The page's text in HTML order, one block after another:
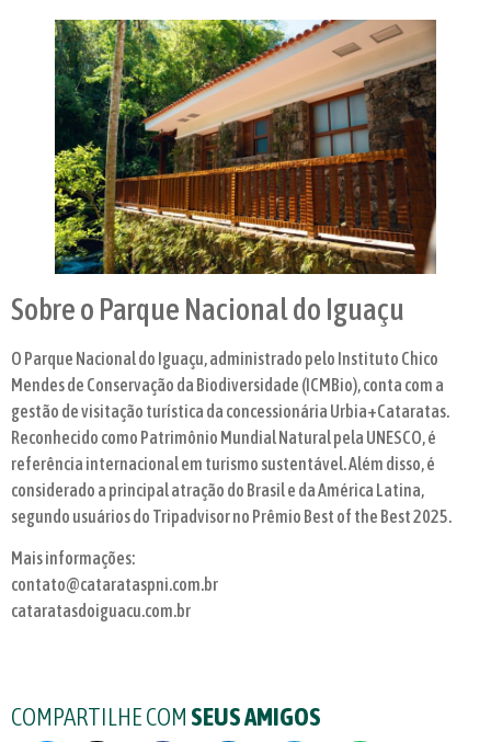
Sobre o Parque Nacional do Iguaçu
O Parque Nacional do Iguaçu, administrado pelo Instituto Chico
Mendes de Conservação da Biodiversidade (ICMBio), conta com a
gestão de visitação turística da concessionária Urbia+Cataratas.
Reconhecido como Patrimônio Mundial Natural pela UNESCO, é
referência internacional em turismo sustentável. Além disso, é
considerado a principal atração do Brasil e da América Latina,
segundo usuários do Tripadvisor no Prêmio Best of the Best 2025.
Mais informações:
contato@catarataspni.com.br
cataratasdoiguacu.com.br
COMPARTILHE COM SEUS AMIGOS